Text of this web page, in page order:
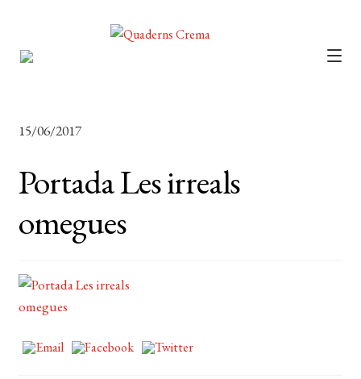
L’EDITORIAL
FOREIGN RIGHTS
15/06/2017
Portada Les irreals
omegues